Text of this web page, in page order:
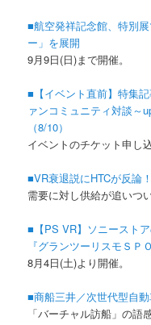
■航空発祥記念館、特別
ー」を展開
9月9日(日)まで開催。
■【イベント直前】特集
ァンコミュニティ対談～
（8/10）
イベントのチケット申し
■VR衰退説にHTCが反論
需要に対し供給が追いつ
■【PS VR】ソニースト
『グランツーリスモＳＰ
8月4日(土)より開催。
■商船三井／次世代型自
「バーチャル訪船」の語